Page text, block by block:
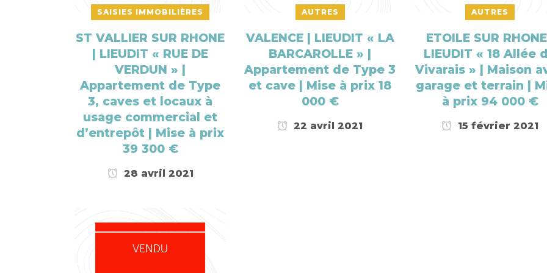
SAISIES IMMOBILIÈRES
ST VALLIER SUR RHONE
| LIEUDIT « RUE DE
VERDUN » |
Appartement de Type
3, caves et locaux à
usage commercial et
d’entrepôt | Mise à prix
39 300 €
28 avril 2021
AUTRES
VALENCE | LIEUDIT « LA
BARCAROLLE » |
Appartement de Type 3
et cave | Mise à prix 18
000 €
22 avril 2021
AUTRES
ETOILE SUR RHONE |
LIEUDIT « 18 Allée
Vivarais » | Maison
garage et terrain |
à prix 94 000 €
15 février 2021